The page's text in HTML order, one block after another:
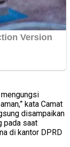
kata Camat
disampaikan
pada saat
di kantor DPRD